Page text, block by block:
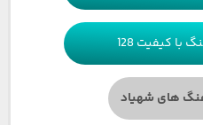
با کیفیت 128
های شهیاد